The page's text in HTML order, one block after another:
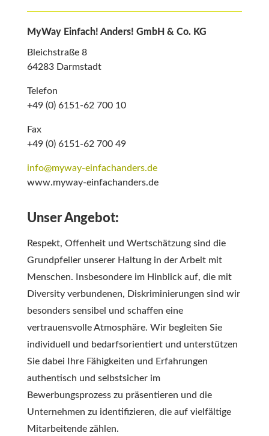
MyWay Einfach! Anders! GmbH & Co. KG
Bleichstraße 8
64283 Darmstadt
Telefon
+49 (0) 6151-62 700 10
Fax
+49 (0) 6151-62 700 49
info@myway-einfachanders.de
www.myway-einfachanders.de
Unser Angebot:
Respekt, Offenheit und Wertschätzung sind die
Grundpfeiler unserer Haltung in der Arbeit mit
Menschen. Insbesondere im Hinblick auf, die mit
Diversity verbundenen, Diskriminierungen sind wir
besonders sensibel und schaffen eine
vertrauensvolle Atmosphäre. Wir begleiten Sie
individuell und bedarfsorientiert und unterstützen
Sie dabei Ihre Fähigkeiten und Erfahrungen
authentisch und selbstsicher im
Bewerbungsprozess zu präsentieren und die
Unternehmen zu identifizieren, die auf vielfältige
Mitarbeitende zählen.